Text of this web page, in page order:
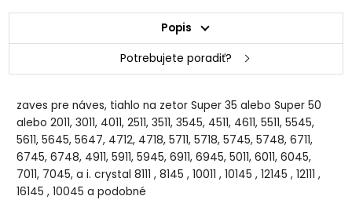
Popis
Potrebujete poradiť?
zaves pre náves, tiahlo na zetor Super 35 alebo Super 50
alebo 2011, 3011, 4011, 2511, 3511, 3545, 4511, 4611, 5511, 5545,
5611, 5645, 5647, 4712, 4718, 5711, 5718, 5745, 5748, 6711,
6745, 6748, 4911, 5911, 5945, 6911, 6945, 5011, 6011, 6045,
7011, 7045, a i. crystal 8111 , 8145 , 10011 , 10145 , 12145 , 12111 ,
16145 , 10045 a podobné